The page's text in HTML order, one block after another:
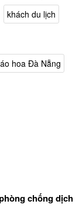
khách du lịch
hoa Đà Nẵng
chống dịch